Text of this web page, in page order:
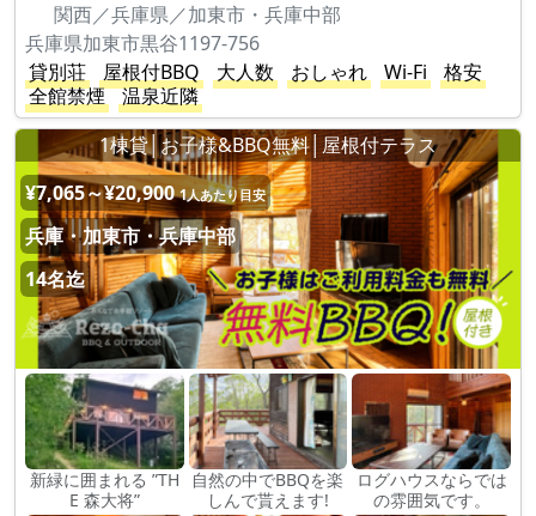
関西／兵庫県／加東市・兵庫中部
兵庫県加東市黒谷1197-756
貸別荘
屋根付BBQ 大人数 おしゃれ Wi-Fi
格安
全館禁煙
温泉近隣
1棟貸│お子様&BBQ無料│屋根付テラス
¥7,065～¥20,900 1人あたり目安
兵庫・加東市・兵庫中部
14名迄
新緑に囲まれる ”TH
E 森大将”
自然の中でBBQを楽
しんで貰えます!
ログハウスならでは
の雰囲気です。